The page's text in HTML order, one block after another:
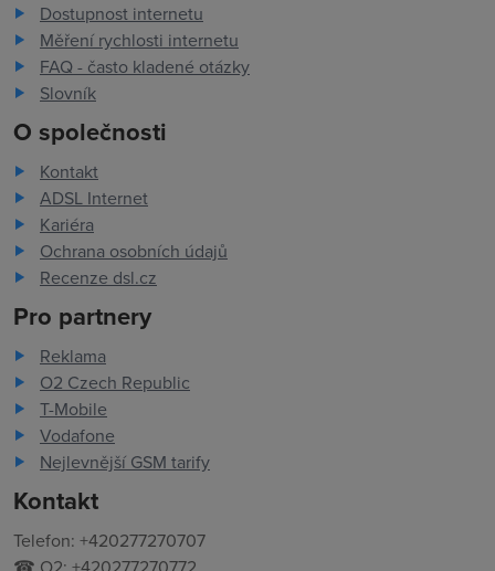
Dostupnost internetu
Měření rychlosti internetu
FAQ - často kladené otázky
Slovník
O společnosti
Kontakt
ADSL Internet
Kariéra
Ochrana osobních údajů
Recenze dsl.cz
Pro partnery
Reklama
O2 Czech Republic
T-Mobile
Vodafone
Nejlevnější GSM tarify
Kontakt
Telefon: +420277270707